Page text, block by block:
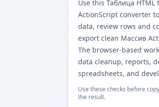
Use this Таблица HTML
ActionScript converter
data, review rows and
export clean Массив
The browser-based
data cleanup, reports,
spreadsheets, and
Use these checks before
the result.